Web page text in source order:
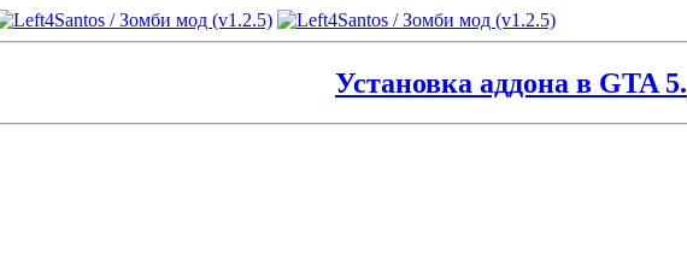
Установка аддона в GTA 5.